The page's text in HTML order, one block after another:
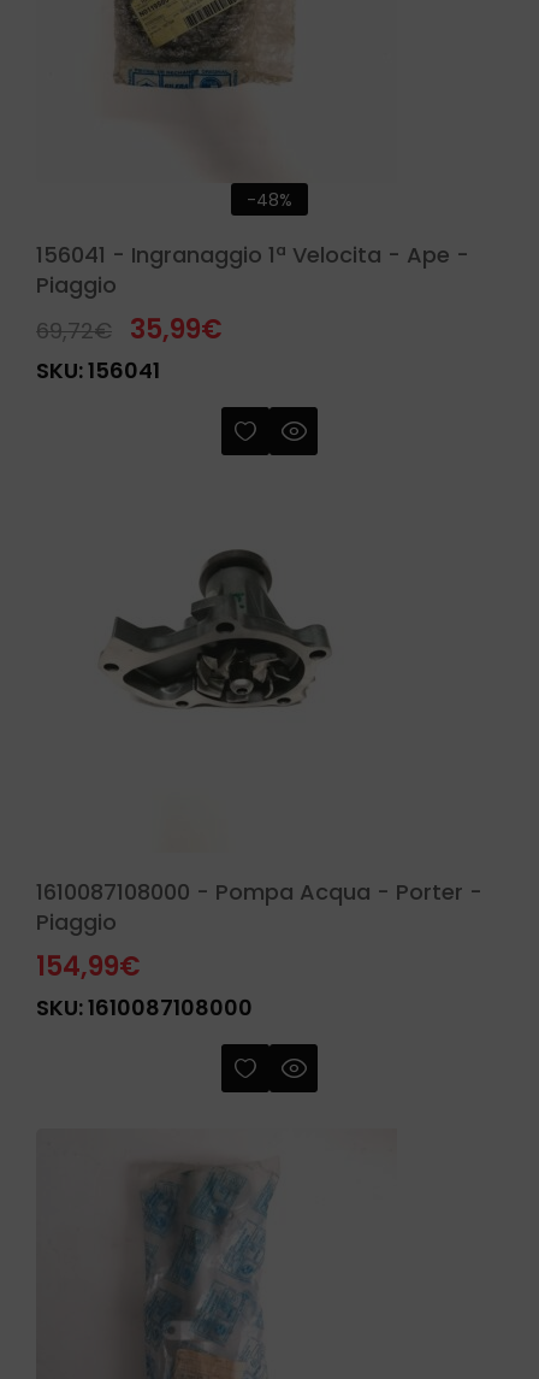
-48%
156041 - Ingranaggio 1ª Velocita - Ape -
Piaggio
69,72€ 35,99€
SKU:156041
1610087108000 - Pompa Acqua - Porter -
Piaggio
154,99€
SKU:1610087108000